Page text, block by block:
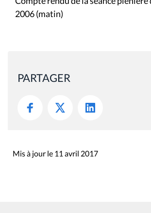
2006 (matin)
PARTAGER
Mis à jour le 11 avril 2017